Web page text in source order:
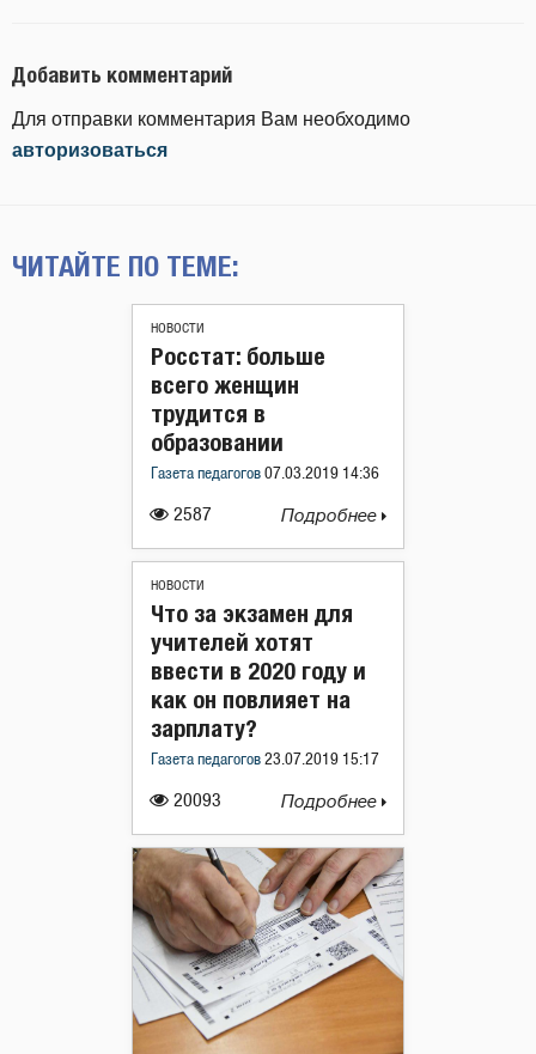
Добавить комментарий
Для отправки комментария Вам необходимо
авторизоваться
ЧИТАЙТЕ ПО ТЕМЕ:
НОВОСТИ
2587
Росстат: больше
всего женщин
трудится в
образовании
Газета педагогов 07.03.2019 14:36
Подробнее
НОВОСТИ
20093
Что за экзамен для
учителей хотят
ввести в 2020 году и
как он повлияет на
зарплату?
Газета педагогов 23.07.2019 15:17
Подробнее